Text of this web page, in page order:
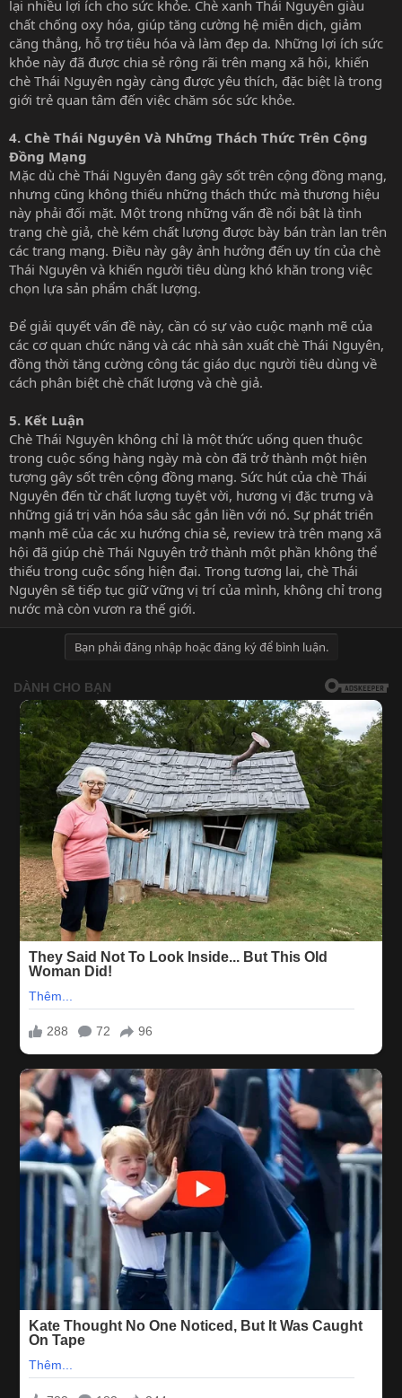
lại nhiều lợi ích cho sức khỏe. Chè xanh Thái Nguyên giàu
chất chống oxy hóa, giúp tăng cường hệ miễn dịch, giảm
căng thẳng, hỗ trợ tiêu hóa và làm đẹp da. Những lợi ích sức
khỏe này đã được chia sẻ rộng rãi trên mạng xã hội, khiến
chè Thái Nguyên ngày càng được yêu thích, đặc biệt là trong
giới trẻ quan tâm đến việc chăm sóc sức khỏe.
4. Chè Thái Nguyên Và Những Thách Thức Trên Cộng
Đồng Mạng
Mặc dù chè Thái Nguyên đang gây sốt trên cộng đồng mạng,
nhưng cũng không thiếu những thách thức mà thương hiệu
này phải đối mặt. Một trong những vấn đề nổi bật là tình
trạng chè giả, chè kém chất lượng được bày bán tràn lan trên
các trang mạng. Điều này gây ảnh hưởng đến uy tín của chè
Thái Nguyên và khiến người tiêu dùng khó khăn trong việc
chọn lựa sản phẩm chất lượng.
Để giải quyết vấn đề này, cần có sự vào cuộc mạnh mẽ của
các cơ quan chức năng và các nhà sản xuất chè Thái Nguyên,
đồng thời tăng cường công tác giáo dục người tiêu dùng về
cách phân biệt chè chất lượng và chè giả.
5. Kết Luận
Chè Thái Nguyên không chỉ là một thức uống quen thuộc
trong cuộc sống hàng ngày mà còn đã trở thành một hiện
tượng gây sốt trên cộng đồng mạng. Sức hút của chè Thái
Nguyên đến từ chất lượng tuyệt vời, hương vị đặc trưng và
những giá trị văn hóa sâu sắc gắn liền với nó. Sự phát triển
mạnh mẽ của các xu hướng chia sẻ, review trà trên mạng xã
hội đã giúp chè Thái Nguyên trở thành một phần không thể
thiếu trong cuộc sống hiện đại. Trong tương lai, chè Thái
Nguyên sẽ tiếp tục giữ vững vị trí của mình, không chỉ trong
nước mà còn vươn ra thế giới.
Bạn phải đăng nhập hoặc đăng ký để bình luận.